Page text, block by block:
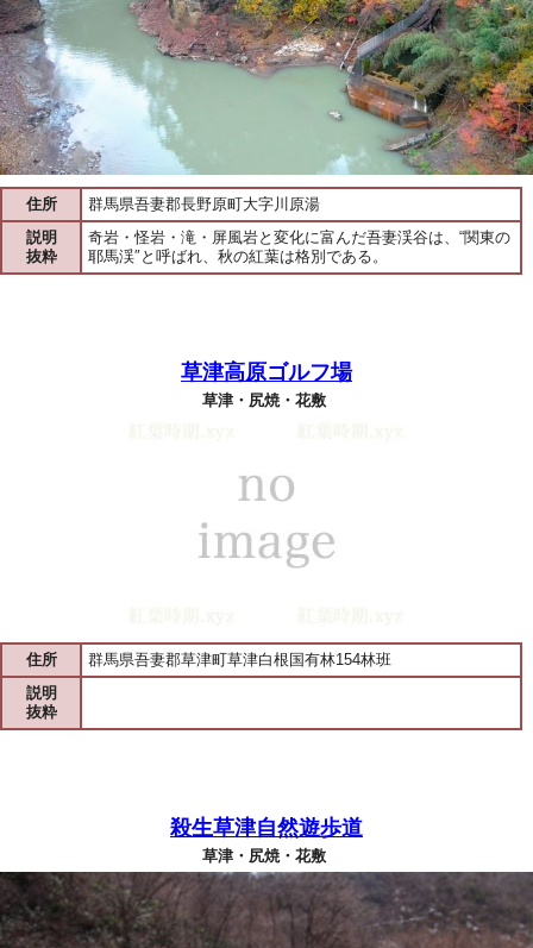
住所
群馬県吾妻郡長野原町大字川原湯
説明
抜粋
奇岩・怪岩・滝・屏風岩と変化に富んだ吾妻渓谷は、“関東の
耶馬渓″と呼ばれ、秋の紅葉は格別である。
草津高原ゴルフ場
草津・尻焼・花敷
住所
群馬県吾妻郡草津町草津白根国有林154林班
説明
抜粋
殺生草津自然遊歩道
草津・尻焼・花敷